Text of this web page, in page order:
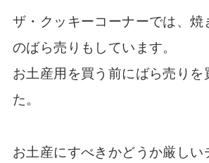
ザ・クッキーコーナーでは、焼
のばら売りもしています。
お土産用を買う前にばら売りを
た。
お土産にすべきかどうか厳しい